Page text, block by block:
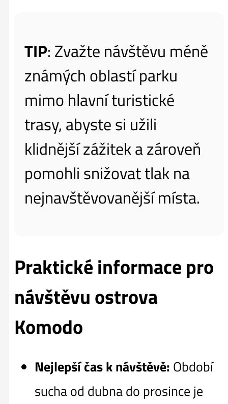
TIP: Zvažte návštěvu méně
známých oblastí parku
mimo hlavní turistické
trasy, abyste si užili
klidnější zážitek a zároveň
pomohli snižovat tlak na
nejnavštěvovanější místa.
Praktické informace pro
návštěvu ostrova
Komodo
Nejlepší čas k návštěvě: Období
sucha od dubna do prosince je